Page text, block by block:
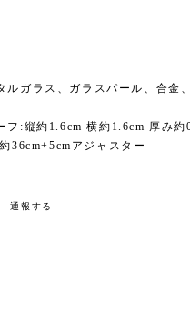
ガラス、ガラスパール、合金
:縦約1.6cm 横約1.6cm 厚み約
36cm+5cmアジャスター
通報する